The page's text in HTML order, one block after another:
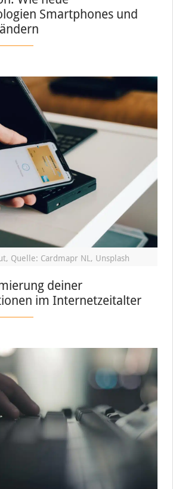
Smartphones und
Quelle: Cardmapr NL, Unsplash
deiner
im Internetzeitalter